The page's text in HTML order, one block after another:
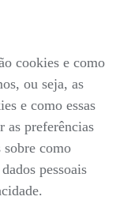
cookies e como
ou seja, as
e como essas
as preferências
sobre como
pessoais